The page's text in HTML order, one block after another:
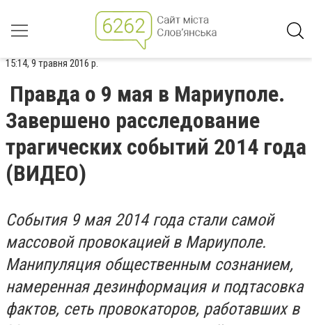
15:14, 9 травня 2016 р.
Правда о 9 мая в Мариуполе.
Завершено расследование
трагических событий 2014 года
(ВИДЕО)
События 9 мая 2014 года стали самой
массовой провокацией в Мариуполе.
Манипуляция общественным сознанием,
намеренная дезинформация и подтасовка
фактов, сеть провокаторов, работавших в